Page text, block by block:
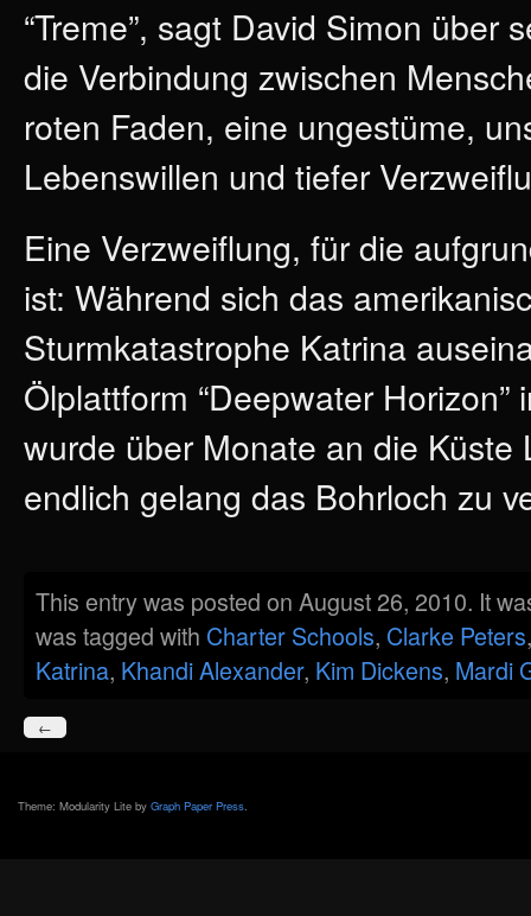
“Treme”, sagt David Simon
die Verbindung zwischen
roten Faden, eine ungestüme,
Lebenswillen und tiefer
Eine Verzweiflung, für die
ist: Während sich das
Sturmkatastrophe Katrina
Ölplattform “Deepwater
wurde über Monate an die
endlich gelang das Bohrloch zu
This entry was posted on August 26, 2010. It
was tagged with Charter Schools, Clarke Peters
Katrina, Khandi Alexander, Kim Dickens, Mardi
←
Theme: Modularity Lite by Graph Paper Press.